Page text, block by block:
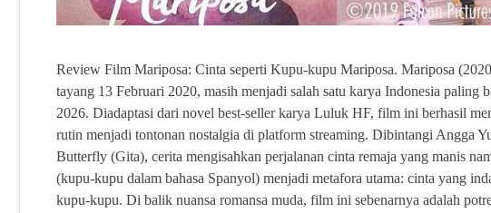
Review Film Mariposa: Cinta seperti Kupu-kupu Mariposa. Mariposa
tayang 13 Februari 2020, masih menjadi salah satu karya Indonesia
2026. Diadaptasi dari novel best-seller karya Luluk HF, film ini berhasil
rutin menjadi tontonan nostalgia di platform streaming. Dibintangi Angga
Butterfly (Gita), cerita mengisahkan perjalanan cinta remaja yang manis
(kupu-kupu dalam bahasa Spanyol) menjadi metafora utama: cinta yang
kupu-kupu. Di balik nuansa romansa muda, film ini sebenarnya adalah